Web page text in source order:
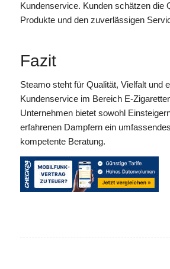
Kundenservice. Kunden schätzen die
Produkte und den zuverlässigen
Fazit
Steamo steht für Qualität, Vielfalt und
Kundenservice im Bereich E-
Unternehmen bietet sowohl
erfahrenen Dampfern ein
kompetente Beratung.